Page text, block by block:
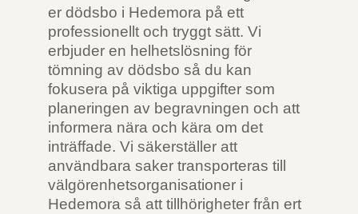
er dödsbo i Hedemora på ett
professionellt och tryggt sätt. Vi
erbjuder en helhetslösning för
tömning av dödsbo så du kan
fokusera på viktiga uppgifter som
planeringen av begravningen och att
informera nära och kära om det
inträffade. Vi säkerställer att
användbara saker transporteras till
välgörenhetsorganisationer i
Hedemora så att tillhörigheter från ert